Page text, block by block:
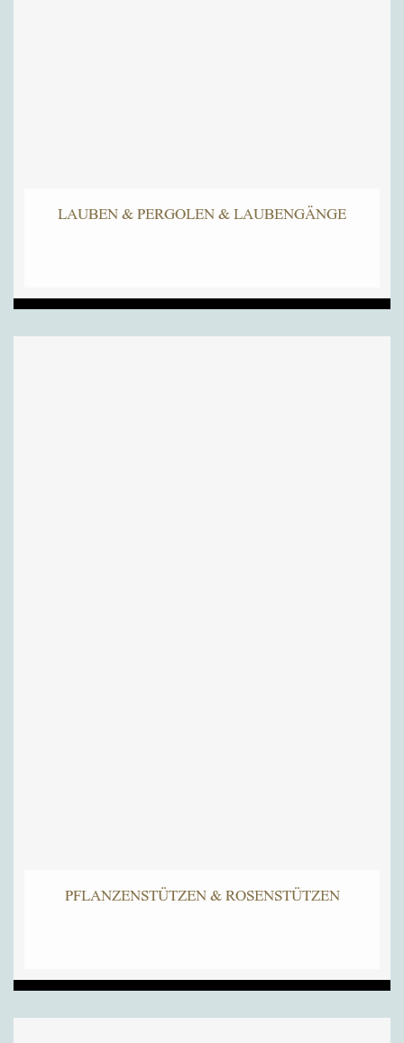
LAUBEN & PERGOLEN & LAUBENGÄNGE
PFLANZENSTÜTZEN & ROSENSTÜTZEN